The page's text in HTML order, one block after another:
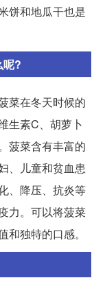
饼和地瓜干也是
呢?
菜在冬天时候的
生素C、胡萝卜
菠菜含有丰富的
、儿童和贫血患
、降压、抗炎等
力。可以将菠菜
独特的口感。